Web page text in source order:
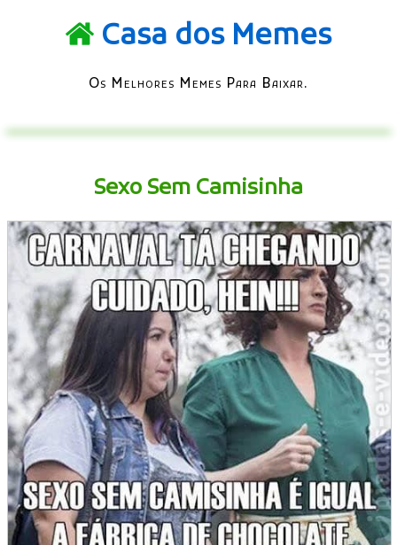
Casa dos Memes
Os Melhores Memes Para Baixar.
Sexo Sem Camisinha